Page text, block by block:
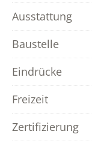
Ausstattung
Baustelle
Eindrücke
Freizeit
Zertifizierung